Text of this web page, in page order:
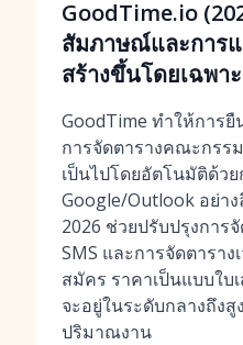
GoodTime.io
สัมภาษณ์และการ
สร้างขึ้นโดยเฉพาะ
GoodTime ทำให้การยื
การจัดตารางคณะกร
เป็นไปโดยอัตโนมัติด้ว
Google/Outlook อย่า
2026 ช่วยปรับปรุงการ
SMS และการจัดตาราง
สมัคร ราคาเป็นแบบใบ
จะอยู่ในระดับกลางถึง
ปริมาณงาน